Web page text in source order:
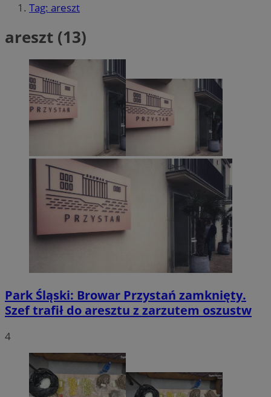
Tag: areszt
areszt (13)
Park Śląski: Browar Przystań zamknięty.
Szef trafił do aresztu z zarzutem oszustw
4